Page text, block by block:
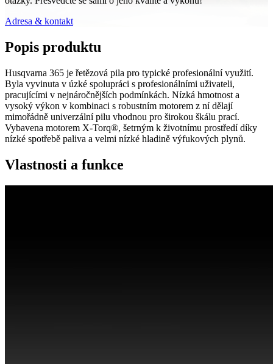
Adresa & kontakt
Popis produktu
Husqvarna 365 je řetězová pila pro typické profesionální využití.
Byla vyvinuta v úzké spolupráci s profesionálními uživateli,
pracujícími v nejnáročnějších podmínkách. Nízká hmotnost a
vysoký výkon v kombinaci s robustním motorem z ní dělají
mimořádně univerzální pilu vhodnou pro širokou škálu prací.
Vybavena motorem X-Torq®, šetrným k životnímu prostředí díky
nízké spotřebě paliva a velmi nízké hladině výfukových plynů.
Vlastnosti a funkce